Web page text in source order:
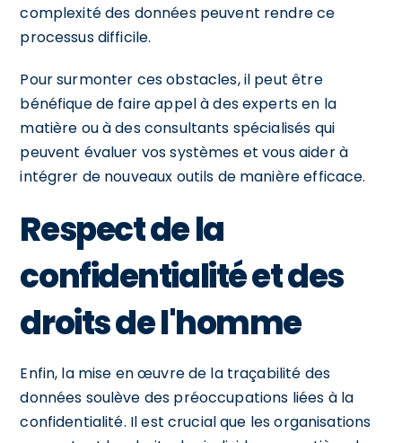
complexité des données peuvent rendre ce
processus difficile.
Pour surmonter ces obstacles, il peut être
bénéfique de faire appel à des experts en la
matière ou à des consultants spécialisés qui
peuvent évaluer vos systèmes et vous aider à
intégrer de nouveaux outils de manière efficace.
Respect de la
confidentialité et des
droits de l'homme
Enfin, la mise en œuvre de la traçabilité des
données soulève des préoccupations liées à la
confidentialité. Il est crucial que les organisations